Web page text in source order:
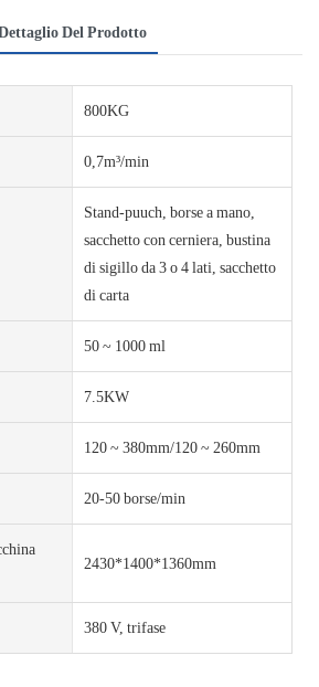
Del Prodotto
800KG
0,7m³/min
Stand-puuch, borse a mano,
sacchetto con cerniera, bustina
di sigillo da 3 o 4 lati, sacchetto
di carta
50 ~ 1000 ml
7.5KW
120 ~ 380mm/120 ~ 260mm
20-50 borse/min
2430*1400*1360mm
380 V, trifase